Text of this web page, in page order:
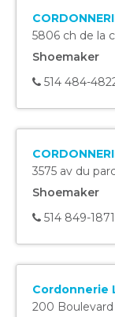
5806 ch de la
Shoemaker
514 484-
3575 av du
Shoemaker
514 849-1871
Cordonnerie
200